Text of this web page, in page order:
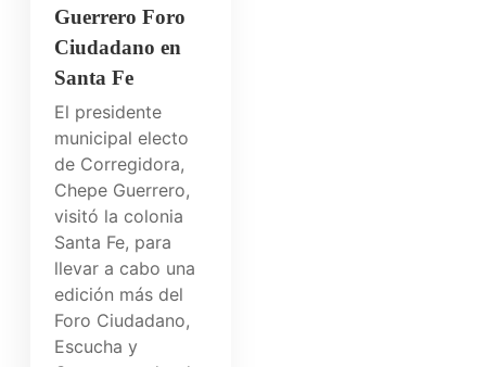
Guerrero Foro
Ciudadano en
Santa Fe
El presidente
municipal electo
de Corregidora,
Chepe Guerrero,
visitó la colonia
Santa Fe, para
llevar a cabo una
edición más del
Foro Ciudadano,
Escucha y